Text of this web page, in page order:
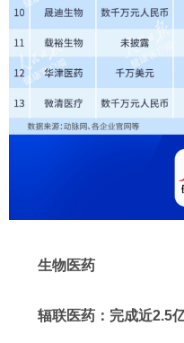
生物医药
辐联医药：完成近2.5